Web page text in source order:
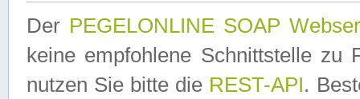
Der PEGELONLINE SOAP
keine empfohlene Schnittstelle zu
nutzen Sie bitte die REST-API.